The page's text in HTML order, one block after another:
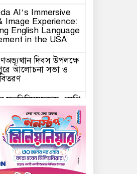
AI’s Immersive
Image Experience:
English Language
in the USA
দিবস উপলক্ষে
আলোচনা সভা ও
মতবিনিময়সভায় এমপি
আহমেদ: জগন্নাথপুর-
আর কখনো অবহেলিত
in Conversazione
Mantiene Risposte
e Rapide